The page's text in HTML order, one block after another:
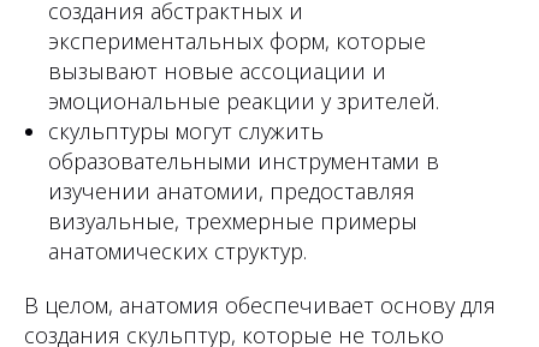
создания абстрактных и
экспериментальных форм, которые
вызывают новые ассоциации и
эмоциональные реакции у зрителей.
скульптуры могут служить
образовательными инструментами в
изучении анатомии, предоставляя
визуальные, трехмерные примеры
анатомических структур.
В целом, анатомия обеспечивает основу для
создания скульптур, которые не только